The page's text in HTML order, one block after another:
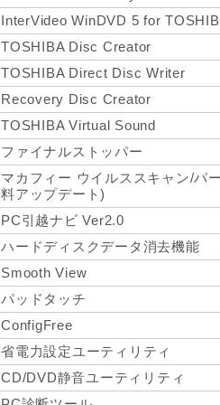
InterVideo WinDVD 5 for
TOSHIBA Disc Creator
TOSHIBA Direct Disc Writer
Recovery Disc Creator
TOSHIBA Virtual Sound
ファイナルストッパー
マカフィー ウイルススキャン/パ
料アップデート)
PC引越ナビ Ver2.0
ハードディスクデータ消去機能
Smooth View
パッドタッチ
ConfigFree
省電力設定ユーティリティ
CD/DVD静音ユーティリティ